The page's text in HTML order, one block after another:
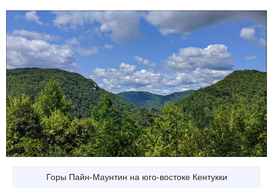
Горы Пайн-Маунтин на юго-востоке Кентукки